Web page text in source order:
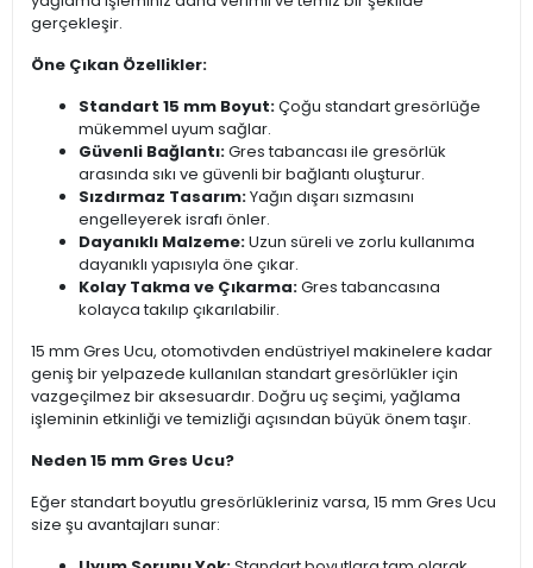
gerçekleşir.
Öne Çıkan Özellikler:
Standart 15 mm Boyut:Çoğu standart gresörlüğe
mükemmel uyum sağlar.
Güvenli Bağlantı:Gres tabancası ile gresörlük
arasında sıkı ve güvenli bir bağlantı oluşturur.
Sızdırmaz Tasarım:Yağın dışarı sızmasını
engelleyerek israfı önler.
Dayanıklı Malzeme:Uzun süreli ve zorlu kullanıma
dayanıklı yapısıyla öne çıkar.
Kolay Takma ve Çıkarma:Gres tabancasına
kolayca takılıp çıkarılabilir.
15 mm Gres Ucu, otomotivden endüstriyel makinelere kadar
geniş bir yelpazede kullanılan standart gresörlükler için
vazgeçilmez bir aksesuardır. Doğru uç seçimi, yağlama
işleminin etkinliği ve temizliği açısından büyük önem taşır.
Neden 15 mm Gres Ucu?
Eğer standart boyutlu gresörlükleriniz varsa, 15 mm Gres Ucu
size şu avantajları sunar: